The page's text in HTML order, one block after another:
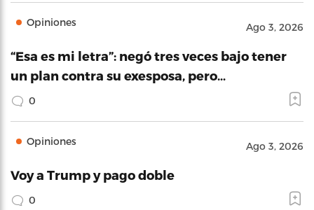
Opiniones Ago 3, 2026
“Esa es mi letra”: negó tres veces bajo tener
un plan contra su exesposa, pero…
0
Opiniones Ago 3, 2026
Voy a Trump y pago doble
0